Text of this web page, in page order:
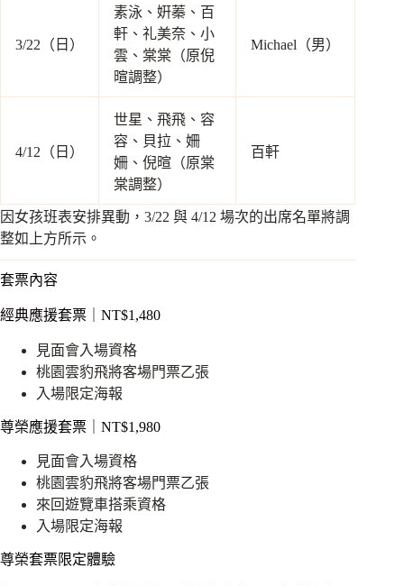
3/22（日）
素泳、姸蓁、百
軒、礼美奈、小
雲、棠棠（原倪
暄調整）
Michael（男）
4/12（日）
世星、飛飛、容
容、貝拉、姍
姍、倪暄（原棠
棠調整）
百軒
因女孩班表安排異動，3/22 與 4/12 場次的出席名單將調
整如上方所示。
套票內容
經典應援套票｜NT$1,480
見面會入場資格
桃園雲豹飛將客場門票乙張
入場限定海報
尊榮應援套票｜NT$1,980
見面會入場資格
桃園雲豹飛將客場門票乙張
來回遊覽車搭乘資格
入場限定海報
尊榮套票限定體驗